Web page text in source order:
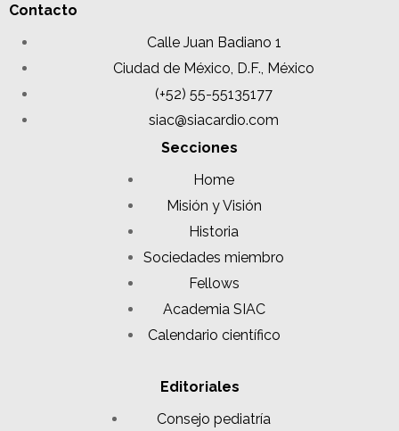
Contacto
Calle Juan Badiano 1
Ciudad de México, D.F., México
(+52) 55-55135177
siac@siacardio.com
Secciones
Home
Misión y Visión
Historia
Sociedades miembro
Fellows
Academia SIAC
Calendario científico
Editoriales
Consejo pediatría